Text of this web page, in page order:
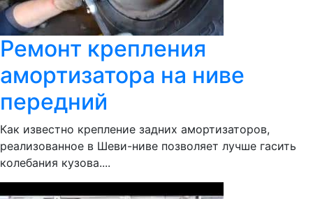
Ремонт крепления
амортизатора на ниве
передний
Как известно крепление задних амортизаторов,
реализованное в Шеви-ниве позволяет лучше гасить
колебания кузова....